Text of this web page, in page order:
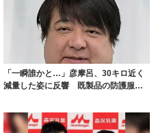
「一瞬誰かと…」彦摩呂、30キロ近く
減量した姿に反響 既製品の防護服が